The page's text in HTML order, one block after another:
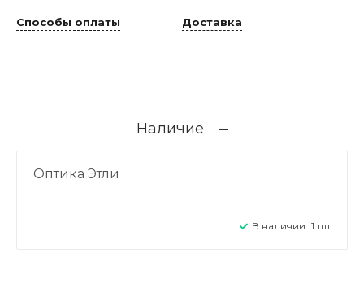
Способы оплаты Доставка
Наличие
Оптика Этли
В наличии: 1 шт